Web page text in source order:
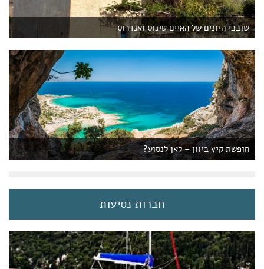
שובכי היונים של האיים טינוס ואנדרוס
חופשת קיץ ביוון – לאן לנסוע?
חברות נסיעות